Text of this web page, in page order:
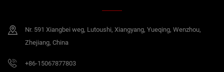
Nr. 591 Xiangbei weg, Lutoushi, Xiangyang, Yueqing, Wenzhou,
Zhejiang, China
+86-15067877803